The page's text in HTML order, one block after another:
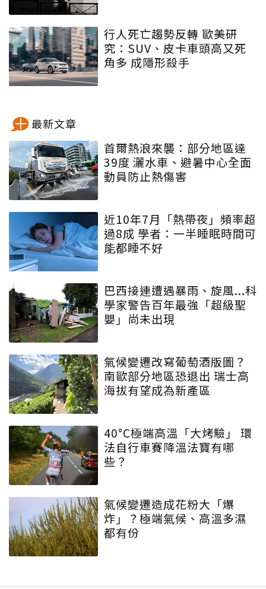
行人死亡趨勢反轉 歐美研
究：SUV、皮卡車頭高又死
角多 成隱形殺手
最新文章
首爾熱浪來襲：部分地區達
39度 灑水車、避暑中心全面
動員防止熱傷害
近10年7月「熱帶夜」頻率超
過8成 學者：一半睡眠時間可
能都睡不好
巴西接連遭遇暴雨、旋風...科
學家警告百年最強「超級聖
嬰」尚未出現
氣候變遷改寫葡萄酒版圖？
南歐部分地區恐退出 瑞士高
海拔有望成為新產區
40°C極端高溫「大烤驗」 環
法自行車賽降溫法寶有哪
些？
氣候變遷造成花粉大「爆
炸」？極端氣候、高溫多濕
都有份